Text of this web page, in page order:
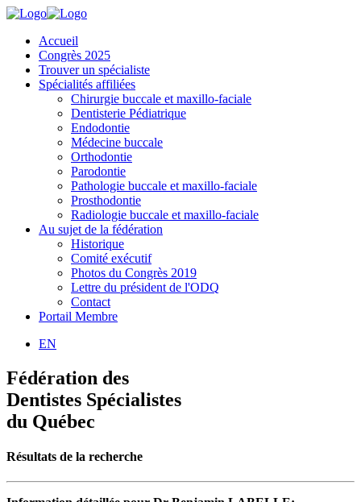
Accueil
Congrès 2025
Trouver un spécialiste
Spécialités affiliées
Chirurgie buccale et maxillo-faciale
Dentisterie Pédiatrique
Endodontie
Médecine buccale
Orthodontie
Parodontie
Pathologie buccale et maxillo-faciale
Prosthodontie
Radiologie buccale et maxillo-faciale
Au sujet de la fédération
Historique
Comité exécutif
Photos du Congrès 2019
Lettre du président de l'ODQ
Contact
Portail Membre
EN
Fédération des
Dentistes Spécialistes
du Québec
Résultats de la recherche